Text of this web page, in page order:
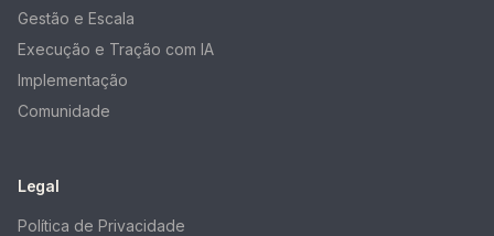
Gestão e Escala
Execução e Tração com IA
Implementação
Comunidade
Legal
Política de Privacidade